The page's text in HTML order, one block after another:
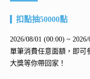
扣點抽50000點
2026/08/01 (00:00) ~
單筆消費任意面額，即可
大獎等你帶回家！